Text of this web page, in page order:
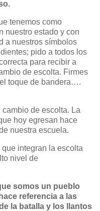
tenemos como
nuestro estado y con
a nuestros símbolos
pido a todos los
para recibir a
de escolta. Firmes
el toque de bandera….
de escolta. La
hoy egresan hace
nuestra escuela.
integran la escolta
nivel de
somos un pueblo
referencia a las
la batalla y los llantos